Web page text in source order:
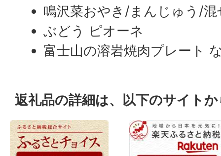
鳴沢菜おやき/まんじゅう/
ぶどう ピオーネ
富士山の溶岩焼肉プレート
返礼品の詳細は、以下のサイト